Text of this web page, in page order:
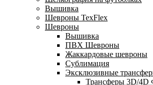
Вышивка
Шевроны TexFlex
Шевроны
Вышивка
ПВХ Шевроны
Жаккардовые шевроны
Сублимация
Эксклюзивные
Трансферы 3D/4D